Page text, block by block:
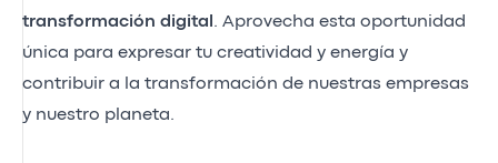
transformación digital . Aprovecha esta oportunidad
única para expresar tu creatividad y energía y
contribuir a la transformación de nuestras empresas
y nuestro planeta.